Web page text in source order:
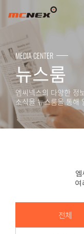
뉴스룸
MEDIA CENTER
뉴스룸
엠씨넥스의 다양한 정
소식을 뉴스룸을 통해
여
전체